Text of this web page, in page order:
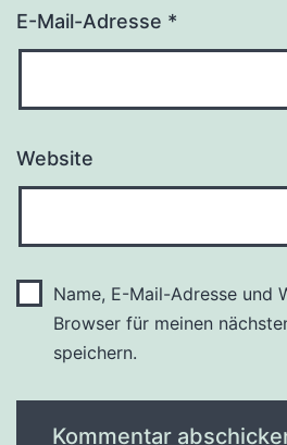
E-Mail-Adresse *
Website
Name, E-Mail-Adresse und
Browser für meinen
speichern.